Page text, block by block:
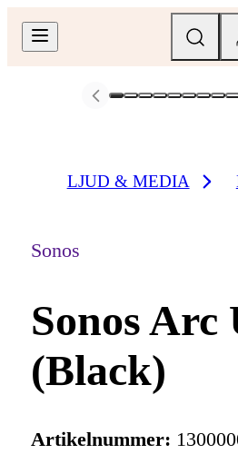
LJUD & MEDIA
Sonos
Sonos
(Black)
Artikelnummer: